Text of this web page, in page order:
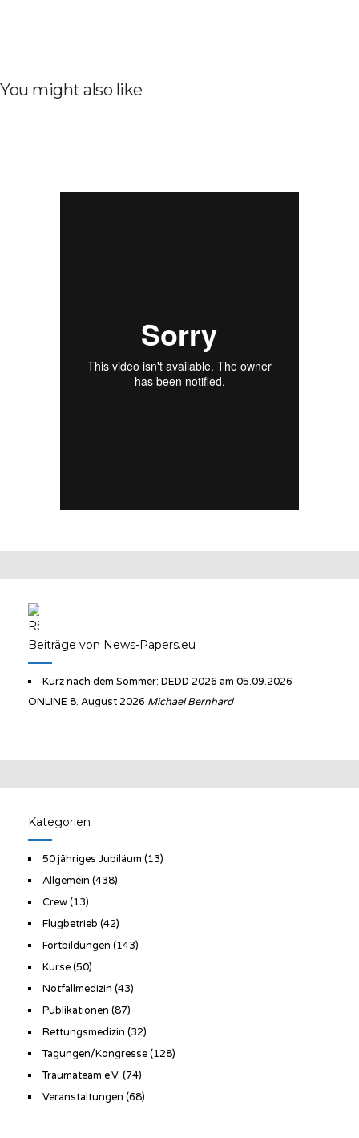
You might also like
Beiträge von News-Papers.eu
Kurz nach dem Sommer: DEDD 2026 am 05.09.2026
ONLINE 8. August 2026 Michael Bernhard
Kategorien
50 jähriges Jubiläum (13)
Allgemein (438)
Crew(13)
Flugbetrieb (42)
Fortbildungen (143)
Kurse(50)
Notfallmedizin (43)
Publikationen (87)
Rettungsmedizin (32)
Tagungen/Kongresse(128)
Traumateam e.V. (74)
Veranstaltungen (68)